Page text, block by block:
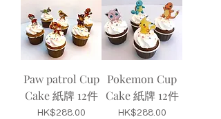
Paw patrol Cup
Cake 紙牌 12件
價格
HK$288.00
Pokemon Cup
Cake 紙牌 12件
價格
HK$288.00